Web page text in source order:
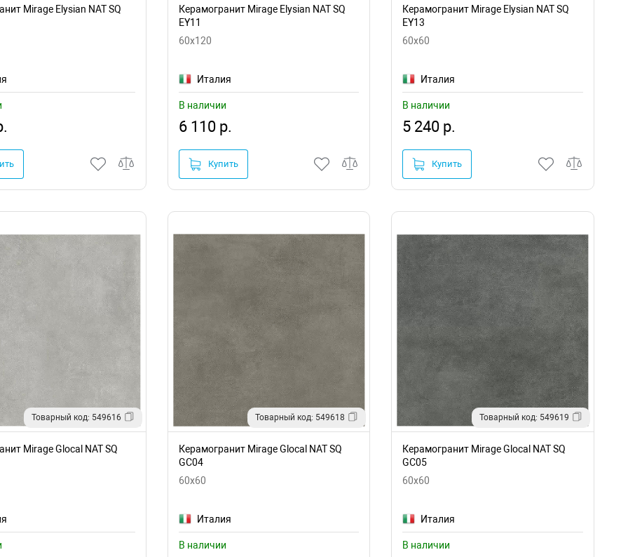
Mirage Elysian NAT SQ
Керамогранит Mirage Elysian NAT SQ
EY11
60x120
Италия
В наличии
6 110 р.
Купить
Керамогранит Mirage Elysian NAT SQ
EY13
60x60
Италия
В наличии
5 240 р.
Купить
Товарный код: 549616
Mirage Glocal NAT SQ
Товарный код: 549618
Керамогранит Mirage Glocal NAT SQ
GC04
60x60
Италия
В наличии
Товарный код: 549619
Керамогранит Mirage Glocal NAT SQ
GC05
60x60
Италия
В наличии